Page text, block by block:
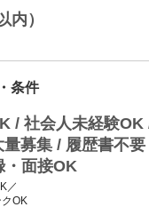
内）
条件
/ 社会人未経験
募集 / 履歴書不
・面接OK
／
OK